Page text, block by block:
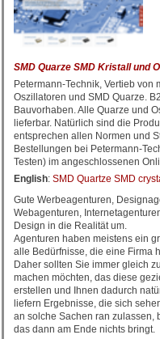
SMD Quarze SMD Kristall und
Petermann-Technik, Vertieb
Oszillatoren und SMD Quarze.
Bauvorhaben. Alle Quarze und
lieferbar. Natürlich sind die
entsprechen allen Normen und
Bestellungen bei Petermann-
Testen) im angeschlossenen
English: SMD Quartze SMD
Gute Werbeagenturen,
Webagenturen,
Design in die Realität um.
Agenturen haben meistens ein
alle Bedürfnisse, die eine Firma
Daher sollten Sie immer gleich
machen möchten, das diese
erstellen und Ihnen dadurch
liefern Ergebnisse, die sich
an solche Sachen ran zulassen,
das dann am Ende nichts bringt.